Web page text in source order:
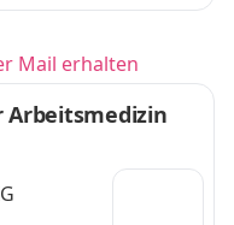
Mail erhalten
Arbeitsmedizin